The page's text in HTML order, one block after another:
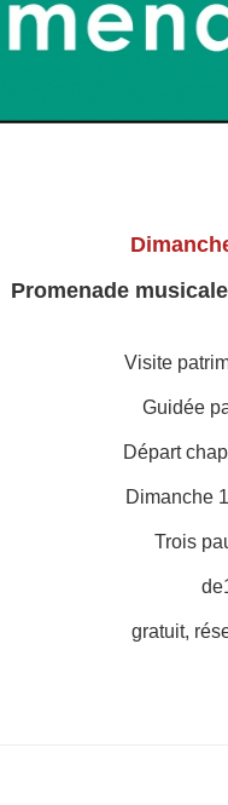
Promenade
Visite
Guidée
Départ
Dimanche
Trois
gratuit,